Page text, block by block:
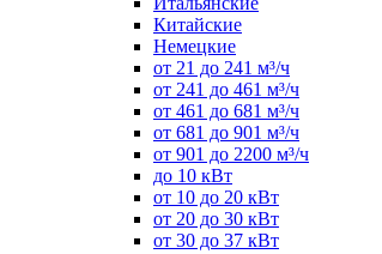
Китайские
Немецкие
от 21 до 241 м³/ч
от 241 до 461 м³/ч
от 461 до 681 м³/ч
от 681 до 901 м³/ч
от 901 до 2200 м³/ч
до 10 кВт
от 10 до 20 кВт
от 20 до 30 кВт
от 30 до 37 кВт